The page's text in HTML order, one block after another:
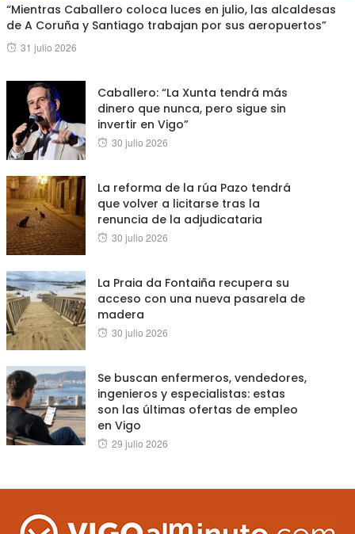
“Mientras Caballero coloca luces en julio, las alcaldesas
de A Coruña y Santiago trabajan por sus aeropuertos”
Posted
31 julio 2026
Caballero: “La Xunta tendrá más
dinero que nunca, pero sigue sin
invertir en Vigo”
Posted
30 julio 2026
La reforma de la rúa Pazo tendrá
que volver a licitarse tras la
renuncia de la adjudicataria
Posted
30 julio 2026
La Praia da Fontaiña recupera su
acceso con una nueva pasarela de
madera
Posted
30 julio 2026
Se buscan enfermeros, vendedores,
ingenieros y especialistas: estas
son las últimas ofertas de empleo
en Vigo
Posted
29 julio 2026